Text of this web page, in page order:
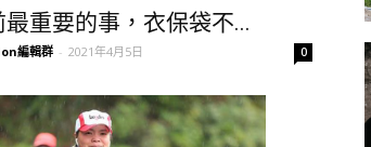
最重要的事，衣保袋不...
編輯群 - 2021年4月5日 0